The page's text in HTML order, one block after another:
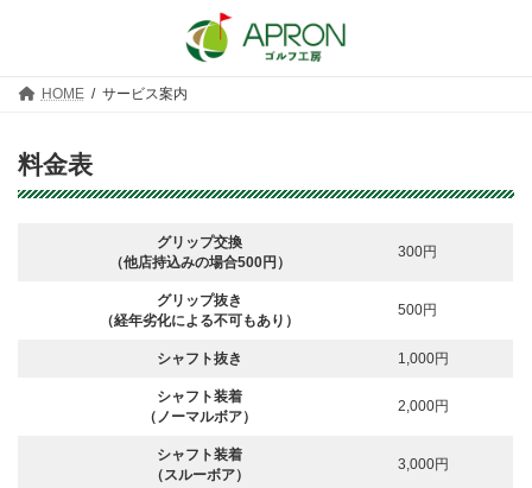
HOME サービス案内
料金表
グリップ交換
（他店持込みの場合500円）
300円
グリップ抜き
（経年劣化による不可もあり）
500円
シャフト抜き 1,000円
シャフト装着
（ノーマルボア）
2,000円
シャフト装着
（スルーボア）
3,000円